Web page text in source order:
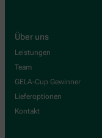
Über uns
Leistungen
Team
GELA-Cup Gewinner
Lieferoptionen
Kontakt